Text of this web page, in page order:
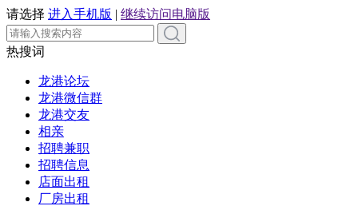
请选择 进入手机版 | 继续访问电脑版
热搜词
龙港论坛
龙港微信群
龙港交友
相亲
招聘兼职
招聘信息
店面出租
厂房出租